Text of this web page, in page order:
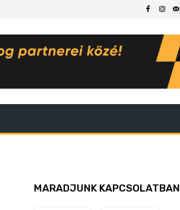
MARADJUNK KAPCSOLATBAN